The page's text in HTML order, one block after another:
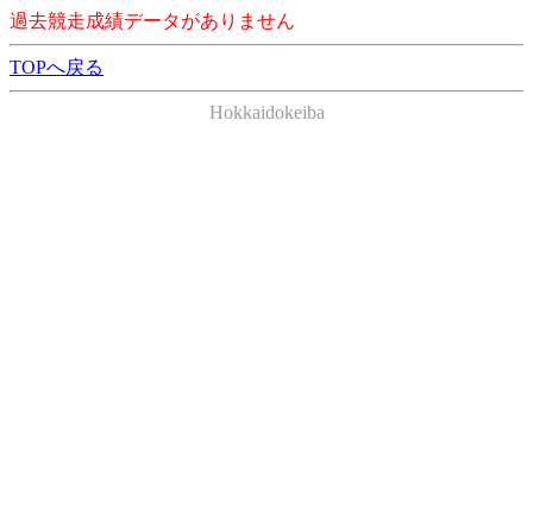
過去競走成績データがありません
TOPへ戻る
Hokkaidokeiba